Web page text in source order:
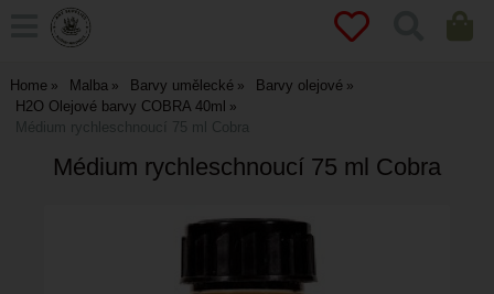
Home Malba Barvy umělecké
Barvy olejové
H2O Olejové barvy COBRA 40ml
Médium rychleschnoucí 75 ml Cobra
Médium rychleschnoucí 75 ml Cobra